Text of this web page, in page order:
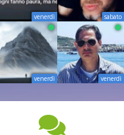
venerdì sabato
venerdì venerdì